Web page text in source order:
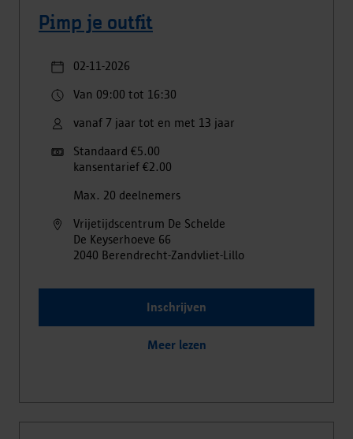
Pimp je outfit
02-11-2026
Van 09:00 tot 16:30
vanaf 7 jaar tot en met 13 jaar
Standaard €5.00
kansentarief €2.00
Max. 20 deelnemers
Vrijetijdscentrum De Schelde
De Keyserhoeve 66
2040 Berendrecht-Zandvliet-Lillo
Inschrijven
Meer lezen